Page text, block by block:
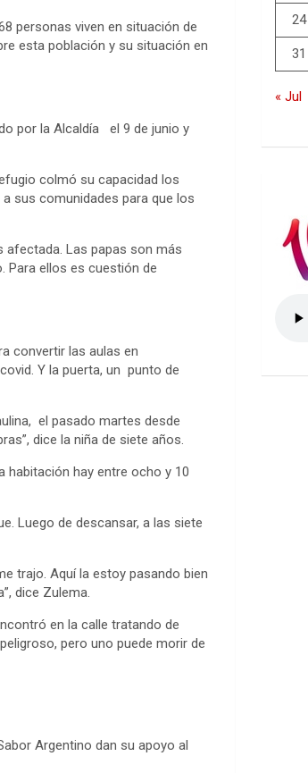
personas viven en situación de
esta población y su situación en
por la Alcaldía el 9 de junio y
colmó su capacidad los
sus comunidades para que los
afectada. Las papas son más
Para ellos es cuestión de
convertir las aulas en
Y la puerta, un punto de
el pasado martes desde
dice la niña de siete años.
habitación hay entre ocho y 10
Luego de descansar, a las siete
trajo. Aquí la estoy pasando bien
dice Zulema.
en la calle tratando de
pero uno puede morir de
Argentino dan su apoyo al
24
31
« Jul